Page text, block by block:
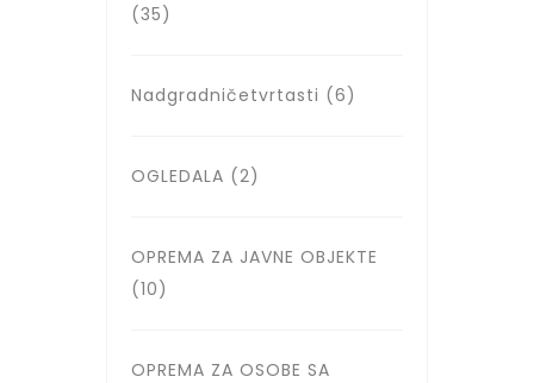
(35)
Nadgradničetvrtasti (6)
OGLEDALA (2)
OPREMA ZA JAVNE OBJEKTE
(10)
OPREMA ZA OSOBE SA